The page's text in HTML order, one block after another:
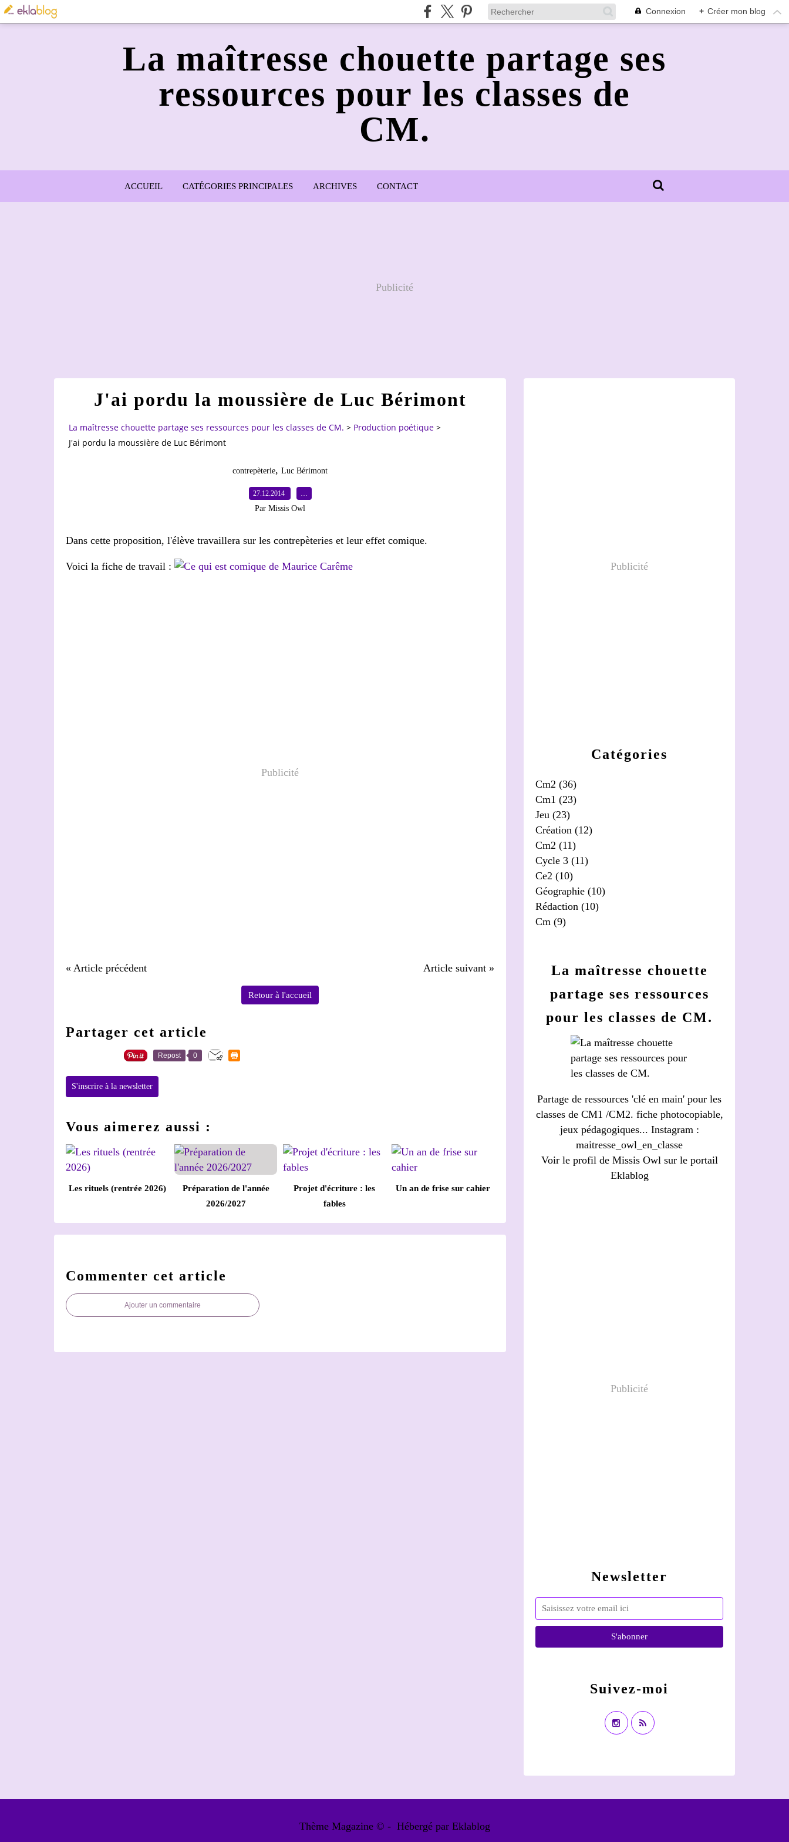
Connexion + Créer mon blog
La maîtresse chouette partage ses
ressources pour les classes de
CM.
ACCUEIL CATÉGORIES PRINCIPALES ARCHIVES CONTACT
Publicité
J'ai pordu la moussière de Luc Bérimont
La maîtresse chouette partage ses ressources pour les classes de CM. > Production poétique >
J'ai pordu la moussière de Luc Bérimont
contrepèterie, Luc Bérimont
27.12.2014
Par Missis Owl
Dans cette proposition, l'élève travaillera sur les contrepèteries et leur effet comique.
Voici la fiche de travail :
Publicité
« Article précédent Article suivant »
Retour à l'accueil
Partager cet article
Repost 0
S'inscrire à la newsletter
Vous aimerez aussi :
Les rituels (rentrée 2026)
Préparation de l'année
2026/2027
Projet d'écriture : les
fables
Un an de frise sur cahier
Commenter cet article
Ajouter un commentaire
Newsletter
Publicité
Catégories
Cm2 (36)
Cm1 (23)
Jeu (23)
Création (12)
Cm2 (11)
Cycle 3 (11)
Ce2 (10)
Géographie (10)
Rédaction (10)
Cm (9)
La maîtresse chouette
partage ses ressources
pour les classes de CM.
Partage de ressources 'clé en main' pour les
classes de CM1 /CM2. fiche photocopiable,
jeux pédagogiques... Instagram :
maitresse_owl_en_classe
Voir le profil de Missis Owlsur le portail
Eklablog
Suivez-moi
Publicité
Thème Magazine © - Hébergé par Eklablog